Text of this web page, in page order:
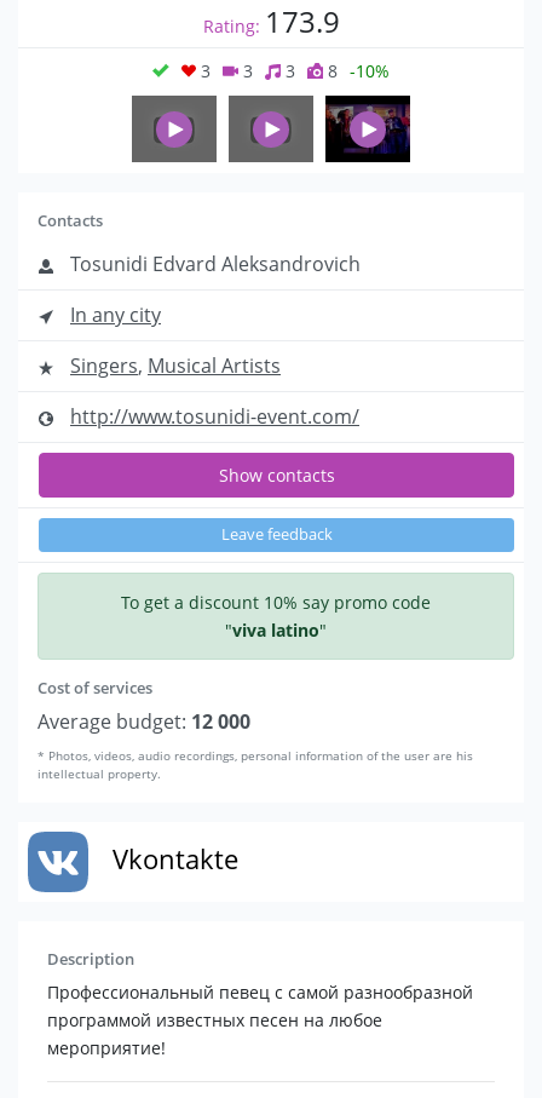
Rating: 173.9
3 3 3 8 -10%
Contacts
Tosunidi Edvard Aleksandrovich
In any city
Singers, Musical Artists
http://www.tosunidi-event.com/
Show contacts
Leave feedback
To get a discount 10% say promo code
"viva latino"
Cost of services
Average budget: 12 000
* Photos, videos, audio recordings, personal information of the user are his
intellectual property.
Vkontakte
Description
Профессиональный певец с самой разнообразной
программой известных песен на любое
мероприятие!